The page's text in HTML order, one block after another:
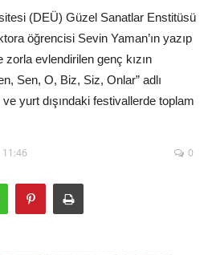
(DEÜ) Güzel Sanatlar Enstitüsü
öğrencisi Sevin Yaman’ın yazıp
evlendirilen genç kızın
Sen, O, Biz, Siz, Onlar” adlı
yurt dışındaki festivallerde toplam
0